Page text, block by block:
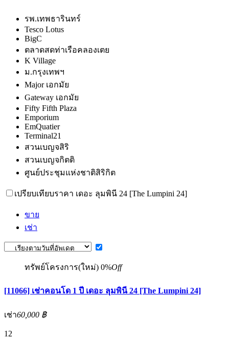
รพ.เทพธารินทร์
Tesco Lotus
BigC
ตลาดสดท่าเรือคลองเตย
K Village
ม.กรุงเทพฯ
Major เอกมัย
Gateway เอกมัย
Fifty Fifth Plaza
Emporium
EmQuatier
Terminal21
สวนเบญจสิริ
สวนเบญจกิตติ
ศูนย์ประชุมแห่งชาติสิริกิต
เปรียบเทียบราคา เดอะ ลุมพินี 24 [The Lumpini 24]
ขาย
เช่า
ทรัพย์โครงการ(ใหม่) 0%Off
[11066] เช่าคอนโด 1 ปี เดอะ ลุมพินี 24 [The Lumpini 24]
เช่า60,000 ฿
12